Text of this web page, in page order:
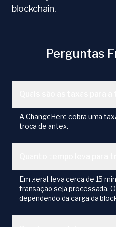
blockchain.
Perguntas
A ChangeHero cobra uma
troca de antex.
Em geral, leva cerca de 15
transação seja processada.
dependendo da carga da